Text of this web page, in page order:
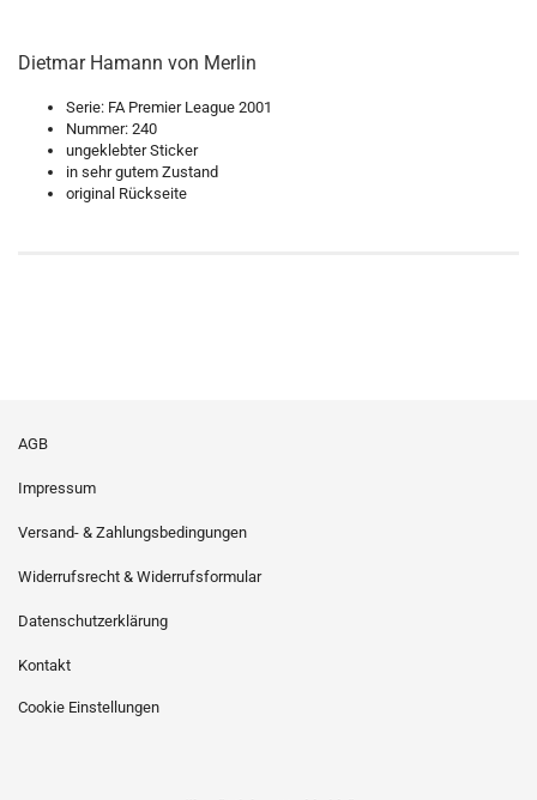
Dietmar Hamann von Merlin
Serie: FA Premier League 2001
Nummer: 240
ungeklebter Sticker
in sehr gutem Zustand
original Rückseite
AGB
Impressum
Versand- & Zahlungsbedingungen
Widerrufsrecht & Widerrufsformular
Datenschutzerklärung
Kontakt
Cookie Einstellungen